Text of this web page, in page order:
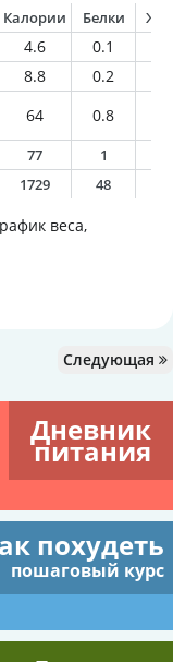
Калории Белки
4.6 0.1
8.8 0.2
64 0.8
77 1
1729 48
веса,
Следующая
Дневник
питания
похудеть
пошаговый курс